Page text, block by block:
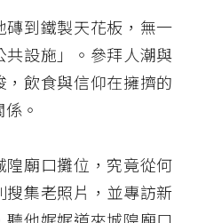
到鐵製天花板，無一
設施」。參拜人潮與
飲食與信仰在擁擠的
。
隍廟口攤位，究竟從何
集老照片，並專訪新